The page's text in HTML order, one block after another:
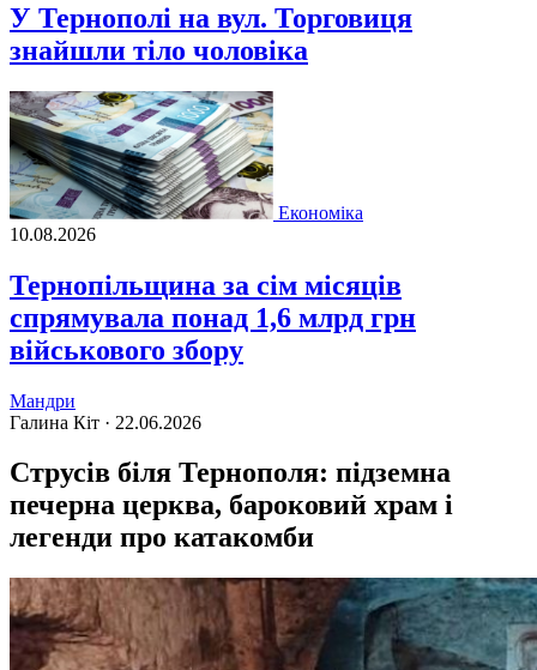
У Тернополі на вул. Торговиця
знайшли тіло чоловіка
Економіка
10.08.2026
Тернопільщина за сім місяців
спрямувала понад 1,6 млрд грн
військового збору
Мандри
Галина Кіт · 22.06.2026
Струсів біля Тернополя: підземна
печерна церква, бароковий храм і
легенди про катакомби